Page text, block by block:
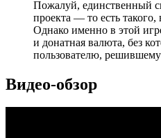
Пожалуй, единственный
проекта — то есть
Однако именно в этой
и донатная валюта, без
пользователю,
Видео-обзор